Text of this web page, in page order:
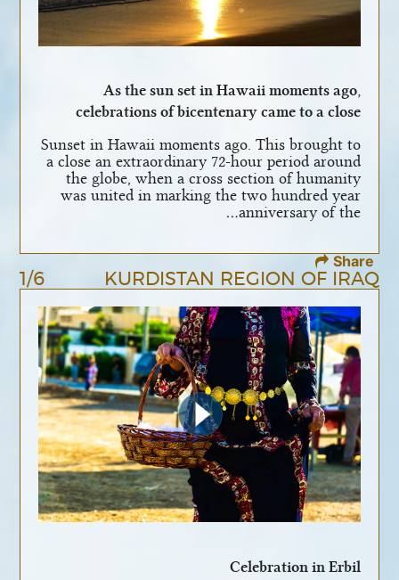
As the sun set in Hawaii moments ago,
celebrations of bicentenary came to a close
Sunset in Hawaii moments ago. This brought to
a close an extraordinary 72-hour period around
the globe, when a cross section of humanity
was united in marking the two hundred year
anniversary of the…
Share
KURDISTAN REGION OF IRAQ
1/6
Celebration in Erbil